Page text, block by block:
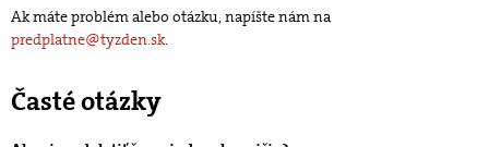
Ak máte problém alebo otázku, napíšte nám na
predplatne@tyzden.sk.
Časté otázky